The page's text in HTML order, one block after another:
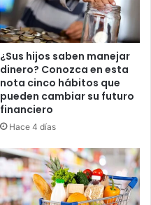
¿Sus hijos saben manejar
dinero? Conozca en esta
nota cinco hábitos que
pueden cambiar su futuro
financiero
Hace 4 días